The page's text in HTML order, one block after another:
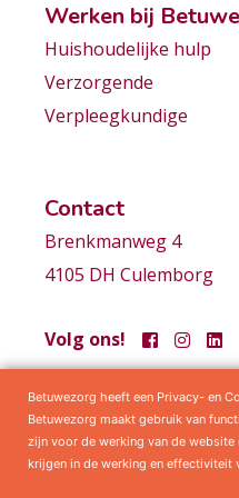
Werken bij
Huishoudelijke hulp
Verzorgende
Verpleegkundige
Contact
Brenkmanweg 4
4105 DH Culemborg
Volg ons!
Samenwerkingen Privacy
Betuwezorg heeft een Privacy- en
Betuwezorg maakt gebruik van
zijn voor de werking van de
krijgen in de werking en effectiviteit